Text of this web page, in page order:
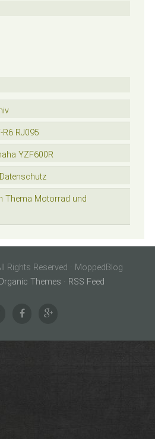
R6 RJ095
YZF600R
Thema Motorrad und
Rights Reserved · MoppedBlog
Themes · RSS Feed